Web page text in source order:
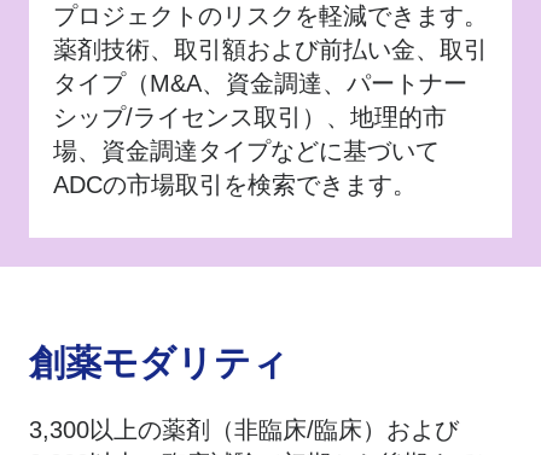
プロジェクトのリスクを軽減できます。
薬剤技術、取引額および前払い金、取引
タイプ（M&A、資金調達、パートナー
シップ/ライセンス取引）、地理的市
場、資金調達タイプなどに基づいて
ADCの市場取引を検索できます。
創薬モダリティ
3,300以上の薬剤（非臨床/臨床）および